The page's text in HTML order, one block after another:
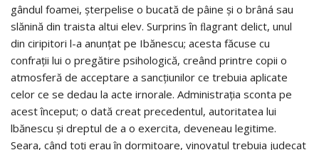
gândul foamei, şterpelise o bucată de pâine şi o brâná sau
slănină din traista altui elev. Surprins în ﬂagrant delict, unul
din ciripitori l-a anunţat pe Ibănescu; acesta făcuse cu
confraţii lui o pregătire psihologică, creând printre copii o
atmosferă de acceptare a sancţiunilor ce trebuia aplicate
celor ce se dedau la acte irnorale. Administraţia sconta pe
acest început; o dată creat precedentul, autoritatea lui
lbănescu şi dreptul de a o exercita, deveneau legitime.
Seara, când toţi erau în dormitoare, vinovatul trebuia judecat